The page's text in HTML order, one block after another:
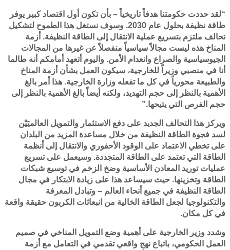
“لقد حددت حكومتنا هدفاً تاريخياً – بأن تكون أول اقتصاد كبير يوفر
طاقة نظيفة بحلول عام 2030. وسوف نستغل هذا الطموح لتشكيل
تحالف ملتزم بتسريع عملية الانتقال إلى الطاقة النظيفة. أزمة
المناخ هذه ليست مجالاً سياسياً منفصلاً عن غيرها من المجالات
الجيوسياسية والصراع وانعدام الأمن. واليوم أتعهد أمامكم أنه طالما
أنا في منصبي وزيراً للخارجية، سيكون العمل بشأن أزمة المناخ
والطبيعة محورياً في كل ما تفعله وزارة الخارجية. هذا أمر بالغ
الأهمية بالنظر إلى حجم التهديد، ولكنه أيضاً بالغ الأهمية بالنظر إلى
حجم الفرص التي يتيحها.”
ويركز هذا التحالف الجديد على دفع الاستثمار والتمويل العالميَيْن
لسد فجوة الطاقة النظيفة من خلال مساعدة المزيد من البلدان
على تخطي الاعتماد على الوقود الأحفوري والانتقال إلى أنظمة
الطاقة التي تعتمد على الطاقة المتجددة. وسيعمل على تسريع
عمليات توريد المعادن الأساسية وضخ الزخم في توسيع شبكات
الطاقة وتخزينها. حيث سيساعد هذا على زيادة الابتكار في مجال
الطاقة النظيفة في جميع أنحاء العالم – وتبادل المعرفة
والتكنولوجيا لجعل الطاقة الخالية من انبعاثات الكربون حقيقة واقعة
في كل مكان.
وشدد وزير الخارجية على أهمية وضع التمويل المناخي في صميم
العمل الحكومي، باتباع نهج واقعي تقدمي في التعامل مع أزمة